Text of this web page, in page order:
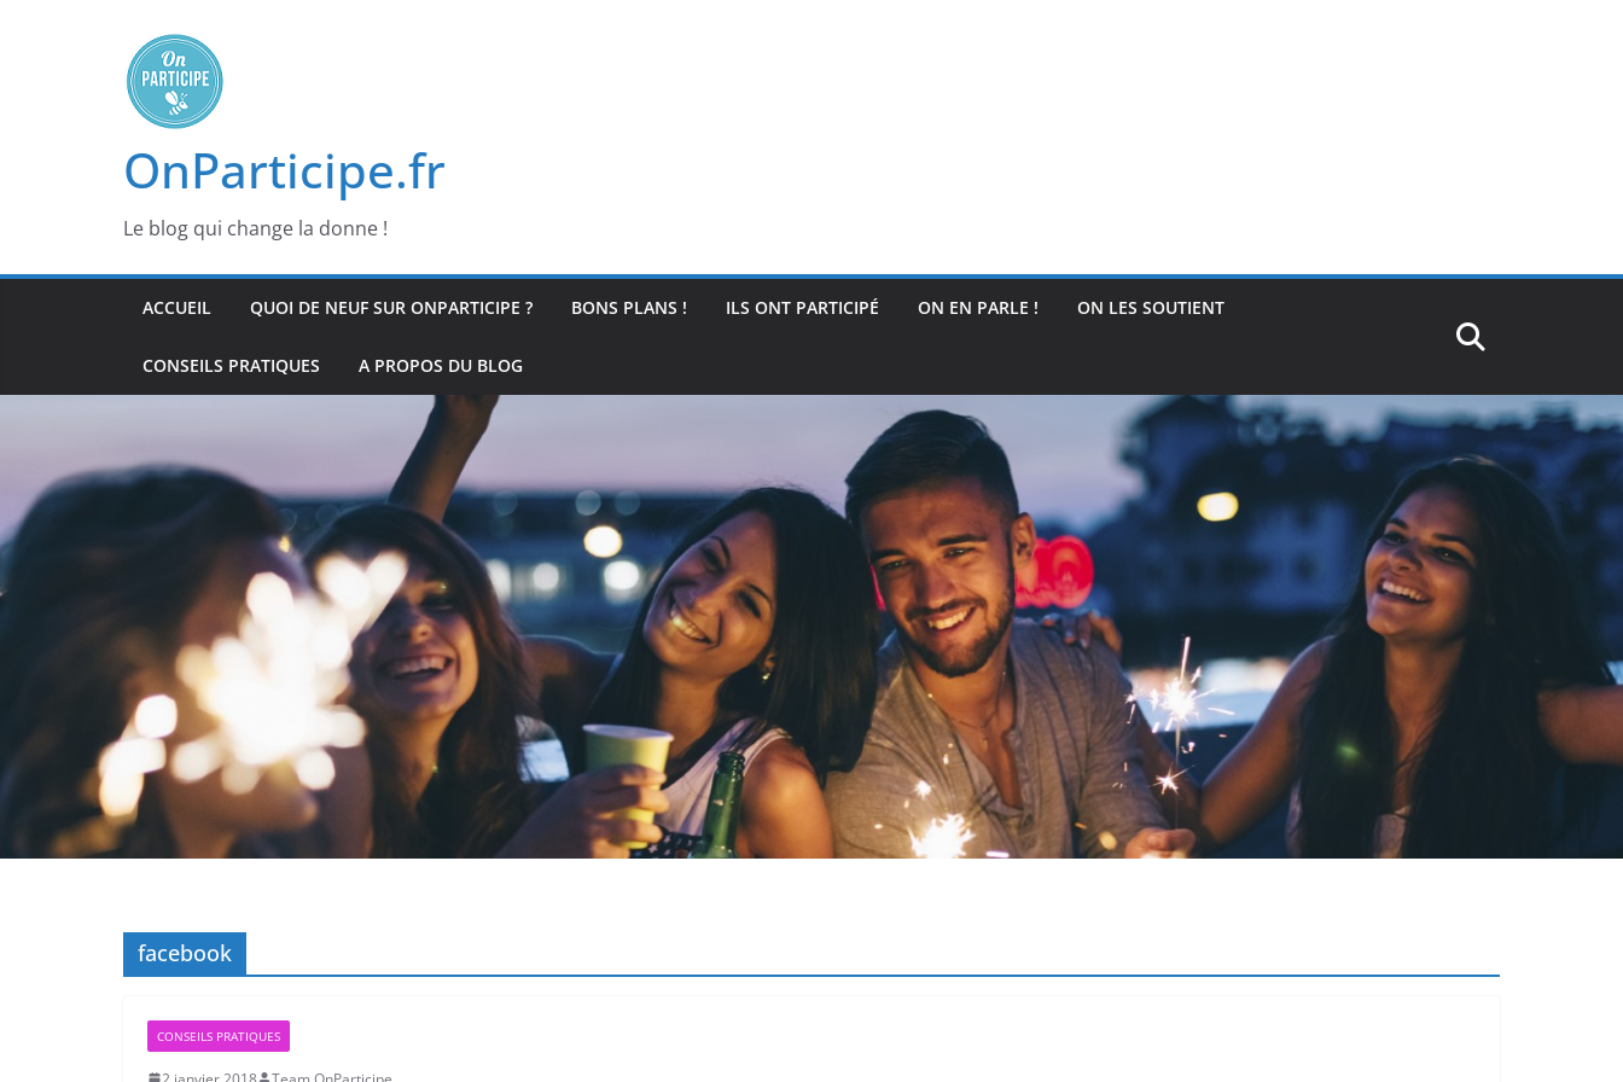
OnParticipe.fr
Le blog qui change la donne !
ACCUEIL QUOI DE NEUF SUR ONPARTICIPE ? BONS PLANS ! ILS ONT PARTICIPÉ ON EN PARLE ! ON LES SOUTIENT
CONSEILS PRATIQUES A PROPOS DU BLOG
facebook
CONSEILS PRATIQUES